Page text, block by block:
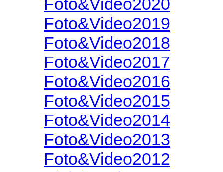
Foto&Video2020
Foto&Video2019
Foto&Video2018
Foto&Video2017
Foto&Video2016
Foto&Video2015
Foto&Video2014
Foto&Video2013
Foto&Video2012